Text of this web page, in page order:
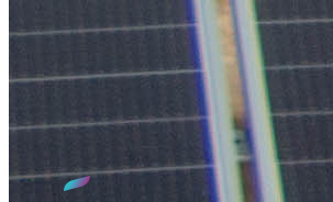
Qui sommes-